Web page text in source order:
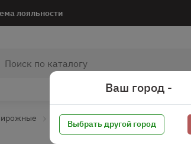
лояльности
Длительное хранеие Эклеры,
Ваш город -
Выбрать другой город